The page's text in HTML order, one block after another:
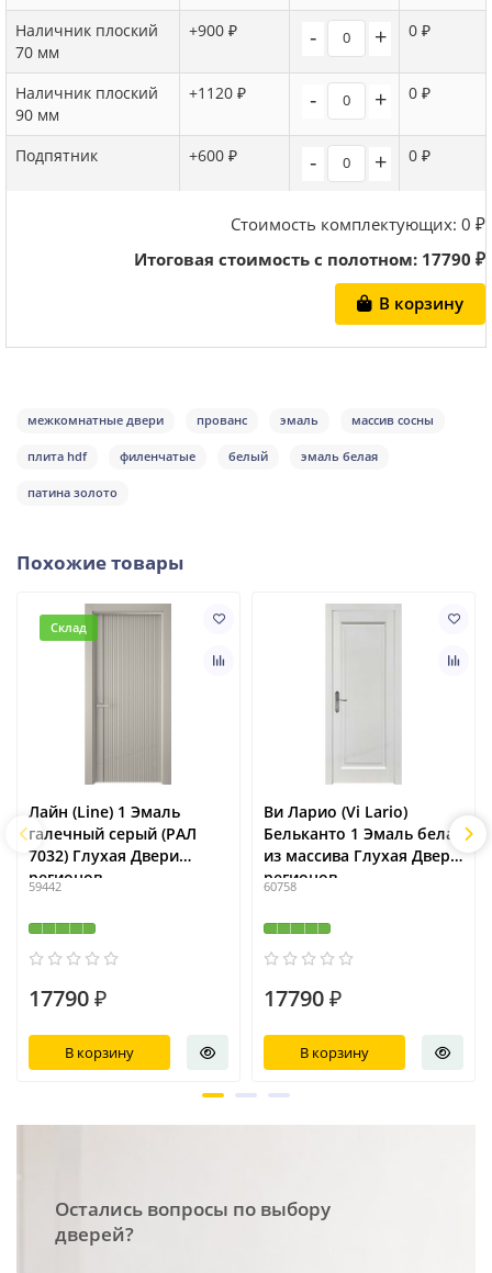
Наличник плоский
70 мм
+900 ₽ - + 0 ₽
Наличник плоский
90 мм
+1120 ₽ - + 0 ₽
Подпятник +600 ₽ - + 0 ₽
Стоимость комплектующих: 0 ₽
Итоговая стоимость с полотном: 17790 ₽
В корзину
межкомнатные двери прованс эмаль массив сосны
плита hdf филенчатые белый эмаль белая
патина золото
Похожие товары
Склад
Лайн (Line) 1 Эмаль
галечный серый (РАЛ
7032) Глухая Двери
регионов
59442
17790 ₽
В корзину
Ви Ларио (Vi Lario)
Бельканто 1 Эмаль белая
из массива Глухая Двери
регионов
60758
17790 ₽
В корзину
Остались вопросы по выбору
дверей?